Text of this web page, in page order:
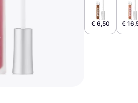
€ 6,50 €